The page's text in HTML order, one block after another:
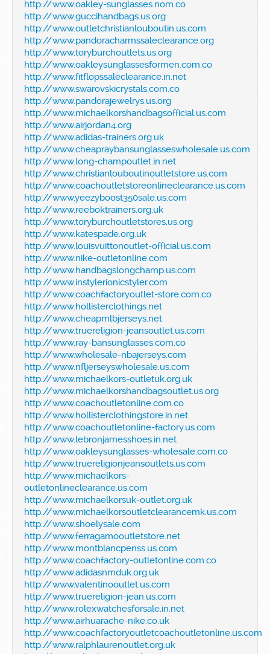
http://www.oakley-sunglasses.nom.co
http://www.guccihandbags.us.org
http://www.outletchristianlouboutin.us.com
http://www.pandoracharmssaleclearance.org
http://www.toryburchoutlets.us.org
http://www.oakleysunglassesformen.com.co
http://www.fitflopssaleclearance.in.net
http://www.swarovskicrystals.com.co
http://www.pandorajewelrys.us.org
http://www.michaelkorshandbagsofficial.us.com
http://www.airjordan4.org
http://www.adidas-trainers.org.uk
http://www.cheapraybansunglasseswholesale.us.com
http://www.long-champoutlet.in.net
http://www.christianlouboutinoutletstore.us.com
http://www.coachoutletstoreonlineclearance.us.com
http://www.yeezyboost350sale.us.com
http://www.reeboktrainers.org.uk
http://www.toryburchoutletstores.us.org
http://www.katespade.org.uk
http://www.louisvuittonoutlet-official.us.com
http://www.nike-outletonline.com
http://www.handbagslongchamp.us.com
http://www.instylerionicstyler.com
http://www.coachfactoryoutlet-store.com.co
http://www.hollisterclothings.net
http://www.cheapmlbjerseys.net
http://www.truereligion-jeansoutlet.us.com
http://www.ray-bansunglasses.com.co
http://www.wholesale-nbajerseys.com
http://www.nfljerseyswholesale.us.com
http://www.michaelkors-outletuk.org.uk
http://www.michaelkorshandbagsoutlet.us.org
http://www.coachoutletonline.com.co
http://www.hollisterclothingstore.in.net
http://www.coachoutletonline-factory.us.com
http://www.lebronjamesshoes.in.net
http://www.oakleysunglasses-wholesale.com.co
http://www.truereligionjeansoutlets.us.com
http://www.michaelkors-
outletonlineclearance.us.com
http://www.michaelkorsuk-outlet.org.uk
http://www.michaelkorsoutletclearancemk.us.com
http://www.shoelysale.com
http://www.ferragamooutletstore.net
http://www.montblancpenss.us.com
http://www.coachfactory-outletonline.com.co
http://www.adidasnmduk.org.uk
http://www.valentinooutlet.us.com
http://www.truereligion-jean.us.com
http://www.rolexwatchesforsale.in.net
http://www.airhuarache-nike.co.uk
http://www.coachfactoryoutletcoachoutletonline.us.com
http://www.ralphlaurenoutlet.org.uk